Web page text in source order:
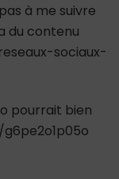
à me suivre
du contenu
sociaux-
pourrait bien